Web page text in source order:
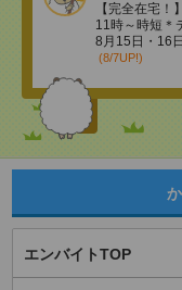
【完全在宅
11時～時短＊
8月15日・16
(8/7UP!)
エンバイトTOP